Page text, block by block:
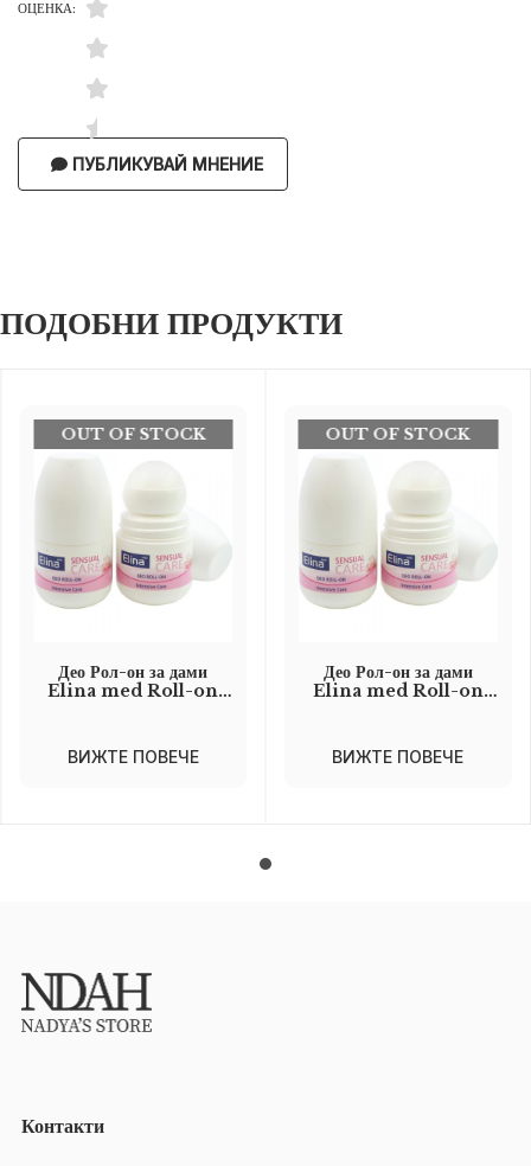
ОЦЕНКА:
ПУБЛИКУВАЙ МНЕНИЕ
ПОДОБНИ ПРОДУКТИ
OUT OF STOCK
Део Рол-он за дами
Elina med Roll-on
ВИЖТЕ ПОВЕЧЕ
OUT OF STOCK
Део Рол-он за дами
Elina med Roll-on
ВИЖТЕ ПОВЕЧЕ
Контакти